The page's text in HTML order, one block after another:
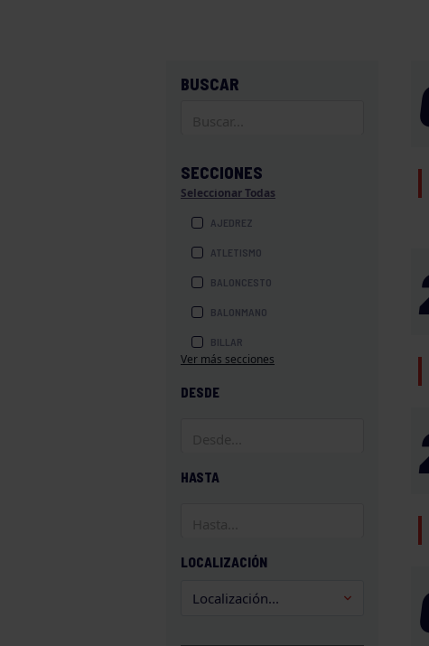
BUSCAR
SECCIONES
Seleccionar Todas
AJEDREZ
ATLETISMO
BALONCESTO
BALONMANO
BILLAR
BOXEO
Ver más secciones
DESDE
HASTA
LOCALIZACIÓN